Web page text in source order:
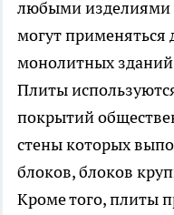
любыми изделиями
могут применяться
монолитных
Плиты
покрытий
стены которых
блоков, блоков
Кроме того, плиты